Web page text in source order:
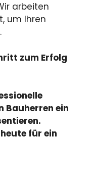
arbeiten
um Ihren
zum Erfolg
Bauherren ein
für ein